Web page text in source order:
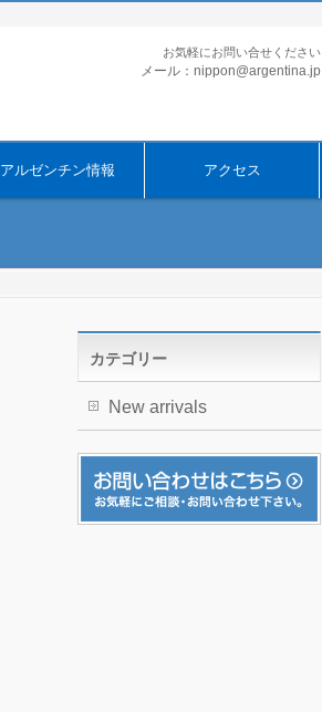
お気軽にお問い合せください
メール：nippon@argentina.jp
アルゼンチン情報 アクセス
カテゴリー
New arrivals